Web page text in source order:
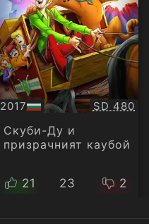
2017
БГ
аудио
SD 480
Скуби-Ду и
призрачният каубой
21 23 2